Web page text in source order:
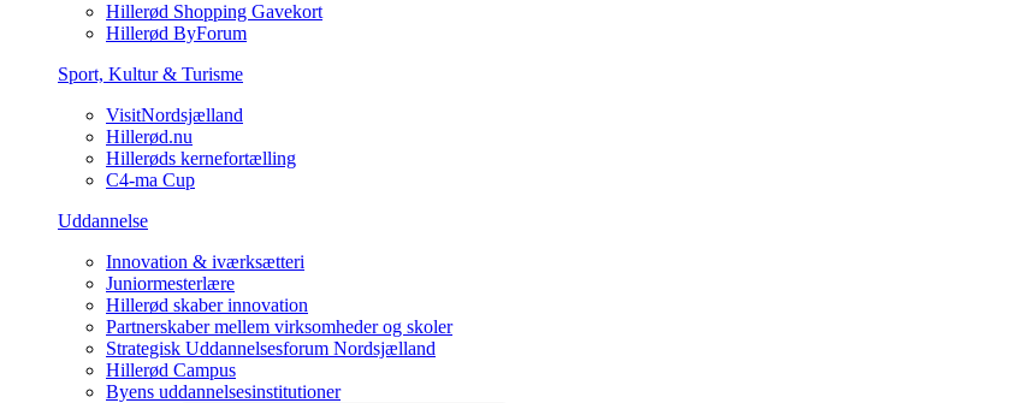
Hillerød Shopping Gavekort
Hillerød ByForum
Sport, Kultur & Turisme
VisitNordsjælland
Hillerød.nu
Hillerøds kernefortælling
C4-ma Cup
Uddannelse
Innovation & iværksætteri
Juniormesterlære
Hillerød skaber innovation
Partnerskaber mellem virksomheder og skoler
Strategisk Uddannelsesforum Nordsjælland
Hillerød Campus
Byens uddannelsesinstitutioner